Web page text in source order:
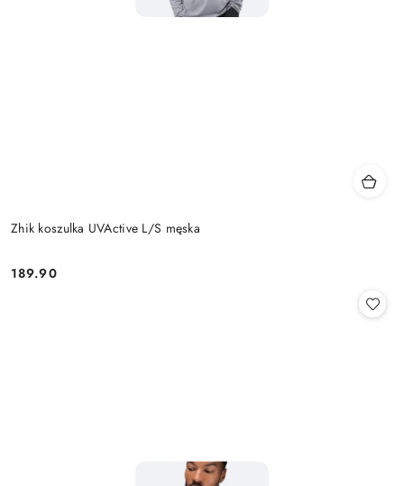
Zhik koszulka UVActive L/S męska
Cena:
189.90